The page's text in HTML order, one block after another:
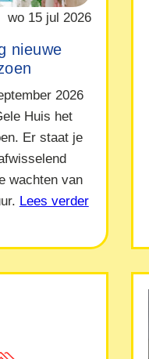
wo 15 jul 2026
nieuwe
2026
Huis het
Er staat je
wachten van
Lees verder